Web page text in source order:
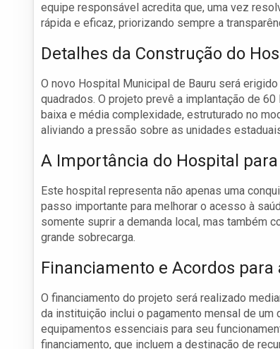
equipe responsável acredita que, uma vez
rápida e eficaz, priorizando sempre a
Detalhes da Construção do
O novo Hospital Municipal de Bauru será
quadrados. O projeto prevê a implantação de
baixa e média complexidade, estruturado no
aliviando a pressão sobre as unidades
A Importância do Hospital
Este hospital representa não apenas uma
passo importante para melhorar o acesso à
somente suprir a demanda local, mas também
grande sobrecarga.
Financiamento e Acordos para
O financiamento do projeto será realizado
da instituição inclui o pagamento mensal de
equipamentos essenciais para seu
financiamento, que incluem a destinação de